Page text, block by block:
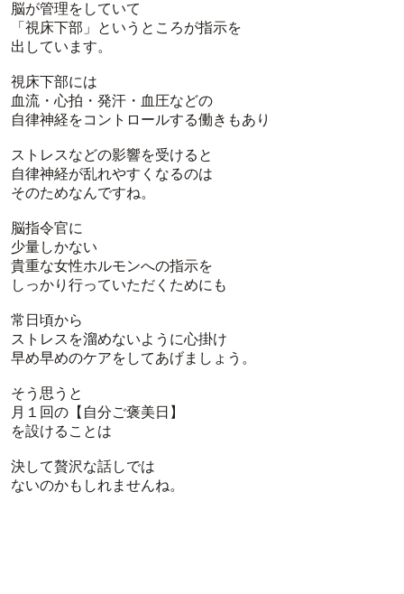
脳が管理をしていて
「視床下部」というところが指示を
出しています。
視床下部には
血流・心拍・発汗・血圧などの
自律神経をコントロールする働きもあり
ストレスなどの影響を受けると
自律神経が乱れやすくなるのは
そのためなんですね。
脳指令官に
少量しかない
貴重な女性ホルモンへの指示を
しっかり行っていただくためにも
常日頃から
ストレスを溜めないように心掛け
早め早めのケアをしてあげましょう。
そう思うと
月１回の【自分ご褒美日】
を設けることは
決して贅沢な話しでは
ないのかもしれませんね。